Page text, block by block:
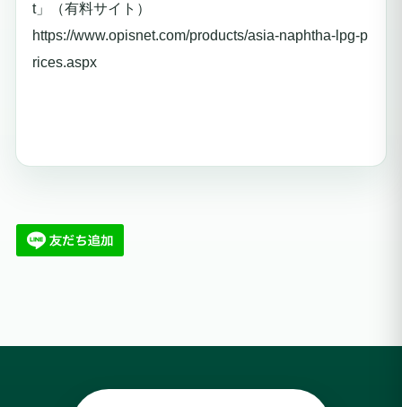
t」（有料サイト）
https://www.opisnet.com/products/asia-naphtha-lpg-p
rices.aspx